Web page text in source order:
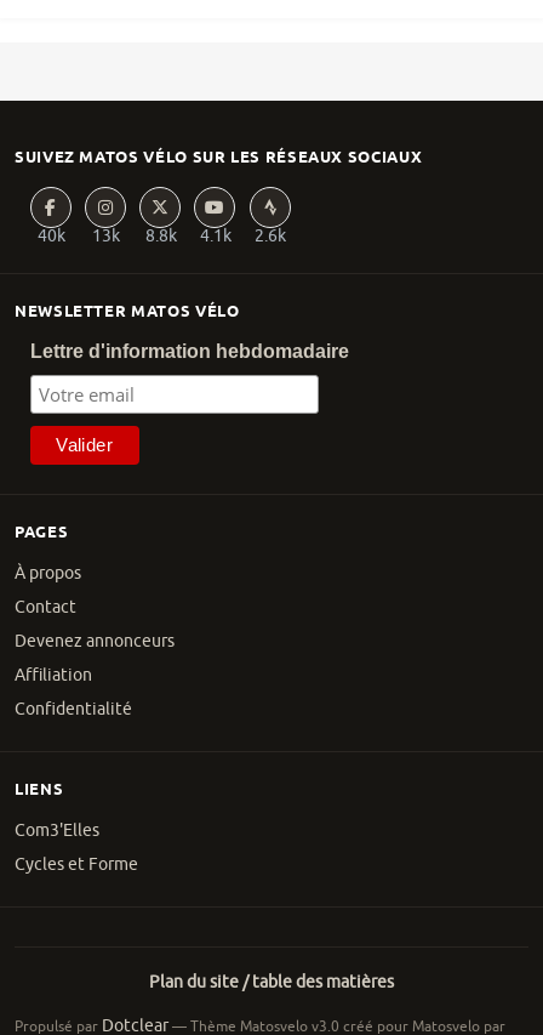
PAGES
À propos
Contact
Devenez annonceurs
Affiliation
Confidentialité
NEWSLETTER MATOS VÉLO
Lettre d'information hebdomadaire
SUIVEZ MATOS VÉLO SUR LES RÉSEAUX SOCIAUX
40k 13k 8.8k 4.1k 2.6k
LIENS
Com3'Elles
Cycles et Forme
Plan du site / table des matières
Propulsé par Dotclear— Thème Matosvelo v3.0 créé pour Matosvelo par